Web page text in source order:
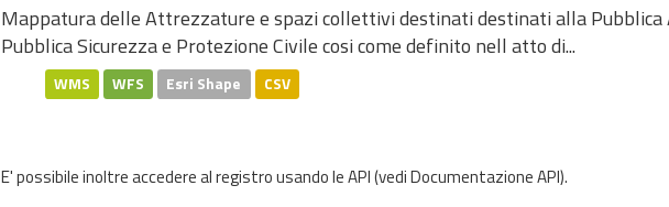
Mappatura delle Attrezzature e spazi collettivi destinati destinati alla
Pubblica Sicurezza e Protezione Civile cosi come definito nell atto di...
WMS WFS Esri Shape CSV
E' possibile inoltre accedere al registro usando leAPI(vediDocumentazione API).